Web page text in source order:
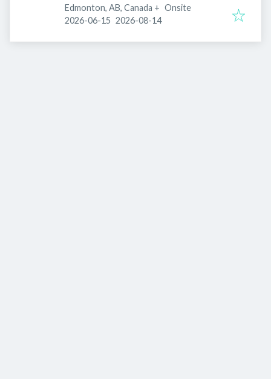
Edmonton, AB, Canada + Onsite
Published:
2026-06-15 Expires:
2026-08-14